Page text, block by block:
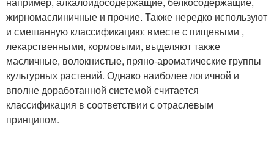
жирномаслиничные и прочие. Также нередко используют
и смешанную классификацию: вместе с пищевыми ,
лекарственными, кормовыми, выделяют также
масличные, волокнистые, пряно-ароматические группы
культурных растений. Однако наиболее логичной и
вполне доработанной системой считается
классификация в соответствии с отраслевым
принципом.